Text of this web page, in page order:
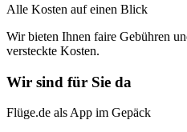
Alle Kosten auf einen Blick
Wir bieten Ihnen faire Gebühren
versteckte Kosten.
Wir sind für Sie da
Flüge.de als App im Gepäck